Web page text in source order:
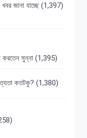
জানা যাচ্ছে (1,397)
করতেন মুন্না (1,395)
কতটকু? (1,380)